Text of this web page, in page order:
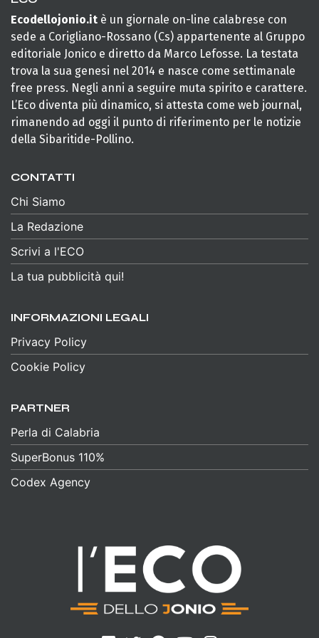
Ecodellojonio.it è un giornale on-line calabrese con
sede a Corigliano-Rossano (Cs) appartenente al Gruppo
editoriale Jonico e diretto da Marco Lefosse. La testata
trova la sua genesi nel 2014 e nasce come settimanale
free press. Negli anni a seguire muta spirito e carattere.
L’Eco diventa più dinamico, si attesta come web journal,
rimanendo ad oggi il punto di riferimento per le notizie
della Sibaritide-Pollino.
CONTATTI
Chi Siamo
La Redazione
Scrivi a l'ECO
La tua pubblicità qui!
INFORMAZIONI LEGALI
Privacy Policy
Cookie Policy
PARTNER
Perla di Calabria
SuperBonus 110%
Codex Agency